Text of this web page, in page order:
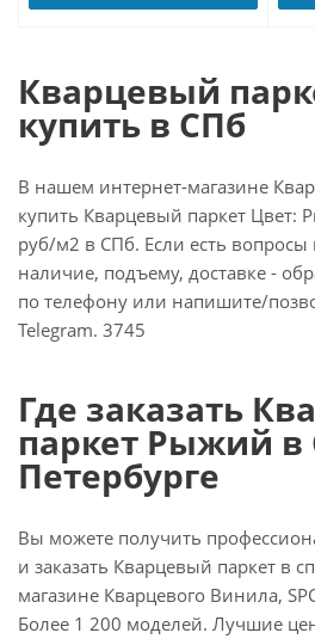
Кварцевый
купить в СПб
В нашем интернет-магазине
купить Кварцевый паркет Цвет:
руб/м2 в СПб. Если есть вопросы
наличие, подъему, доставке -
по телефону или напишите/
Telegram. 3745
Где заказать
паркет Рыжий в
Петербурге
Вы можете получить
и заказать Кварцевый паркет в
магазине Кварцевого Винила,
Более 1 200 моделей. Лучшие